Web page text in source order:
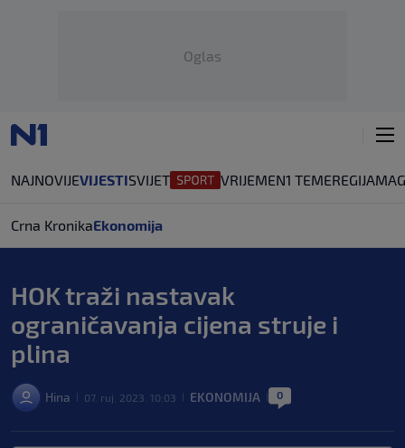
Oglas
NAJNOVIJEVIJESTISVIJET VRIJEMEN1 TEMEREGIJA
Crna KronikaEkonomija
HOK traži nastavak
ograničavanja cijena struje i
plina
Hina 07. ruj. 2023. 10:03 EKONOMIJA 0